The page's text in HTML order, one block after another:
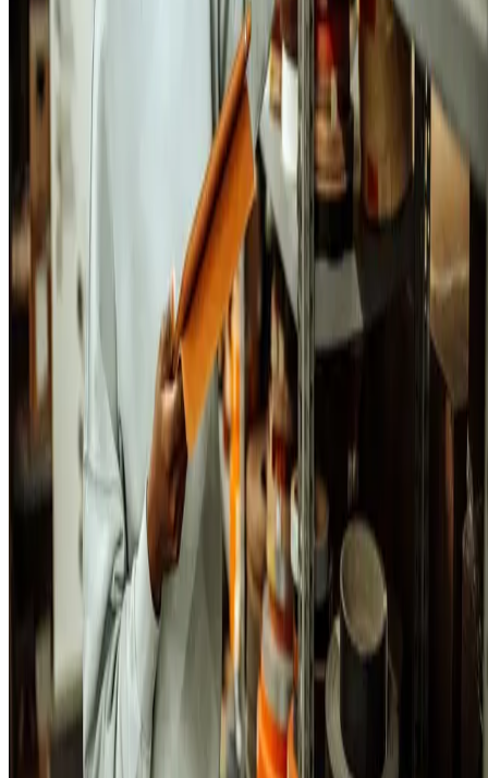
Depois, é importante criar um padrão de armazenamento. Isso
a descrição, a lógica de armazenamento e a identificação.
Nesse caso, não estamos falando apenas da identificação de produtos,
mas de formas de organizar o seu espaço físico. Por isso,
pense na
identificação dos corredores
, prateleiras e palllets, para facilitar com
que os seus funcionários encontrem os produtos facilmente.
Isso também agiliza o registro de entrada e saída de matérias-primas e
mercadorias. Quando os colaboradores sabem bem onde cada item
deve ser alocado, por exemplo, o ambiente fica bem organizado e a
consulta e a reposição são facilitadas.
4. Trabalhe com códigos de identificação
O código de barra é um registro otimizado dos produtos. Ele é
uma representação numérica com 13 dígitos, que descrevem
informações como o país de origem, unidade logística, contêineres,
dados de fabricante e outros dados, que podem ser padronizados pelo
próprio empreendedor.
Utilizar códigos de identificação facilitam muito a
estoque físico
. Afinal, ele contribui tanto para mapear os produtos
vendidos como na separação e posterior envio ao cliente, evitando
o empreendedor acabe enviando um item diferente do que foi
Além disso, ele representa uma modernização do seu negócio. Caso o
registro das informações de estoque ainda é realizado de maneira
a empresa está perdendo em competitividade.
Isso porque
menos um concorrente seu já utiliza a tecnologia para facilitar esse
trabalho e controle.
Os códigos de barras reduzem os riscos de falhas de preenchimento
informações e automatiza essa atribuição. Dessa forma, o gestor terá
informações embasadas e atualizadas sobre a realidade do seu
inventário, a qualquer momento.
A importância das recontagens